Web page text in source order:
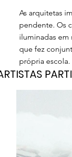
As arquitetas
pendente. Os
iluminadas em
que fez
própria